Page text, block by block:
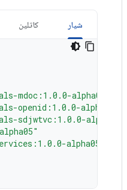
شیار کاتلین
mdoc:1.0.0-alpha05"
openid:1.0.0-alpha05"
sdjwtvc:1.0.0-alpha05"
alpha05"